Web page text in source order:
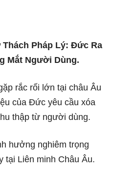
Pháp Lý: Đức Ra
Mắt Người Dùng.
rắc rối lớn tại châu Âu
của Đức yêu cầu xóa
thập từ người dùng.
hưởng nghiêm trọng
tại Liên minh Châu Âu.